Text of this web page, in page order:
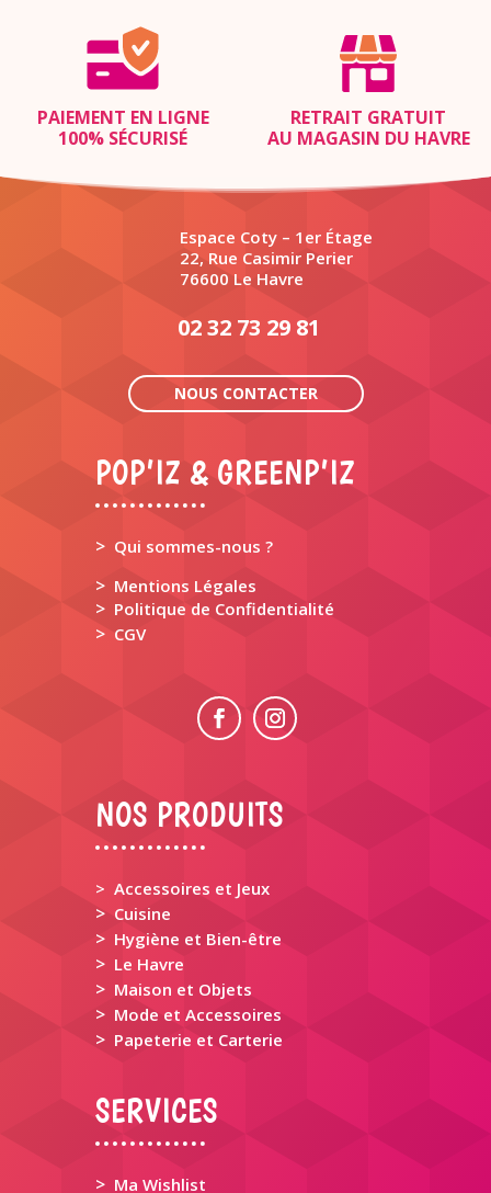
PAIEMENT EN LIGNE
100% SÉCURISÉ
RETRAIT GRATUIT
AU MAGASIN DU HAVRE
Espace Coty – 1er Étage
22, Rue Casimir Perier
76600 Le Havre
02 32 73 29 81
NOUS CONTACTER
POP’IZ & GREENP’IZ
> Qui sommes-nous ?
> Mentions Légales
> Politique de Confidentialité
> CGV
NOS PRODUITS
> Accessoires et Jeux
> Cuisine
> Hygiène et Bien-être
> Le Havre
> Maison et Objets
> Mode et Accessoires
> Papeterie et Carterie
SERVICES
> Ma Wishlist